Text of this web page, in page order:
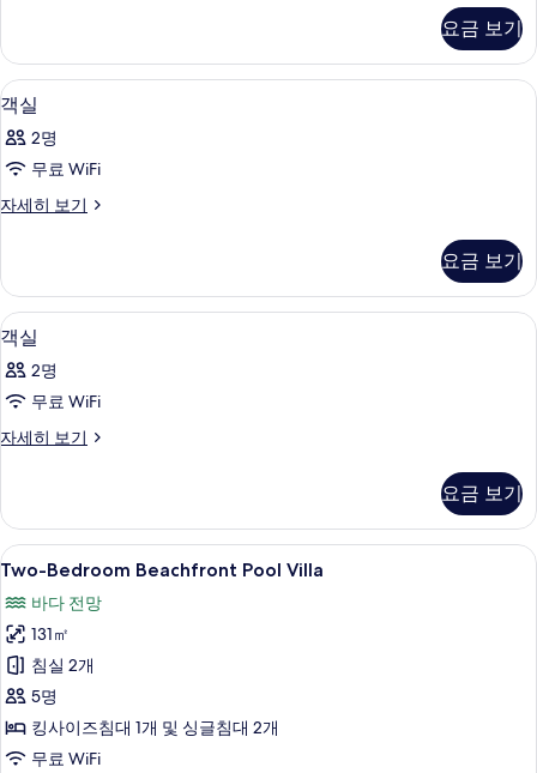
보
기
히
보
기
요금 보기
객
실
사
진
모
보
기
미니바, 객실 내 금고, 책상, 노트북 작
16
객실
2명
무료 WiFi
자세히 보기
객
히
보
기
요금 보기
객
실
사
진
모
보
기
미니바, 객실 내 금고, 책상, 노트북 작
12
객실
2명
무료 WiFi
자세히 보기
객
히
보
기
요금 보기
Two-
Bedroom
Beachfront
Pool
Villa
사
진
모
Two-Bedroom Beachfront Pool Villa |
13
Two-Bedroom Beachfront Pool Villa
바다 전망
131㎡
침실 2개
5명
킹사이즈침대 1개 및 싱글침대 2개
무료 WiFi